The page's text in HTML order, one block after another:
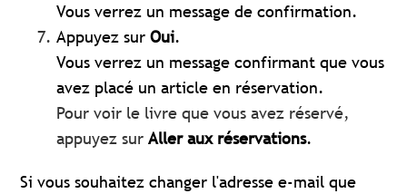
Vous verrez un message de confirmation.
Appuyez surOui.
Vous verrez un message confirmant que vous
avez placé un article en réservation.
Pour voir le livre que vous avez réservé,
appuyez surAller aux réservations.
Si vous souhaitez changer l'adresse e-mail que